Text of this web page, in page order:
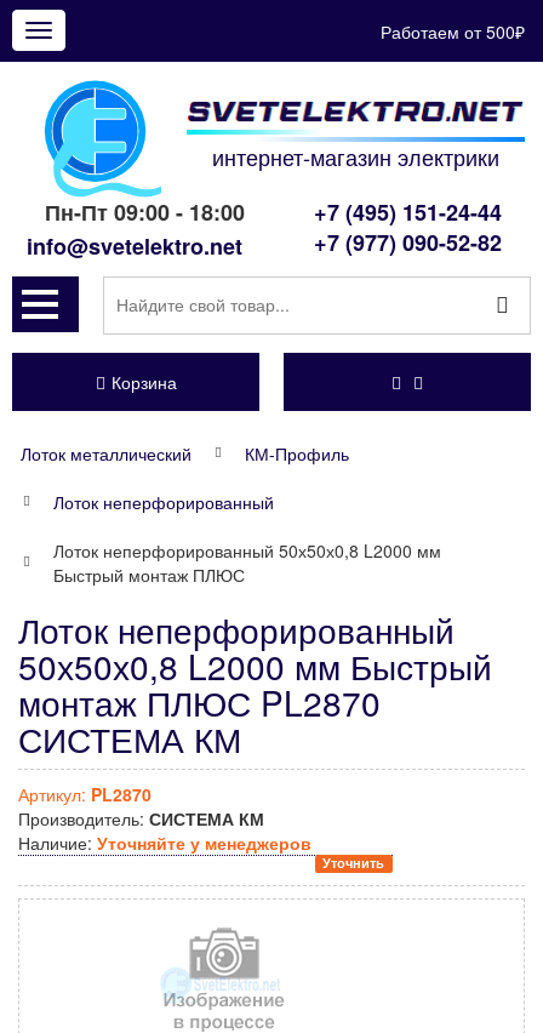
Показать
меню
Работаем от 500₽
интернет-магазин электрики
Пн-Пт 09:00 - 18:00
info@svetelektro.net
+7 (495) 151-24-44
+7 (977) 090-52-82
Корзина
Лоток металлический
КМ-Профиль
Лоток неперфорированный
Лоток неперфорированный 50х50х0,8 L2000 мм
Быстрый монтаж ПЛЮС
Лоток неперфорированный
50х50х0,8 L2000 мм Быстрый
монтаж ПЛЮС PL2870
СИСТЕМА КМ
Артикул: PL2870
Производитель: СИСТЕМА КМ
Наличие: Уточняйте у менеджеров
Уточнить